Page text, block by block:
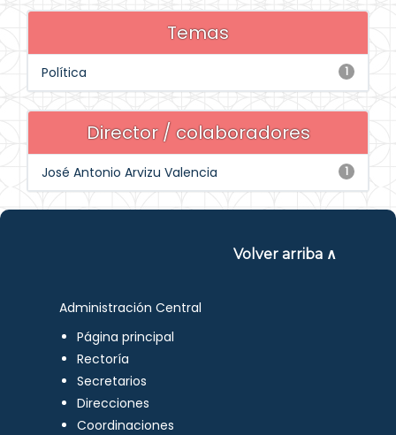
Temas
1
Política
Director / colaboradores
1
José Antonio Arvizu Valencia
Volver arriba ∧
Administración Central
Página principal
Rectoría
Secretarios
Direcciones
Coordinaciones